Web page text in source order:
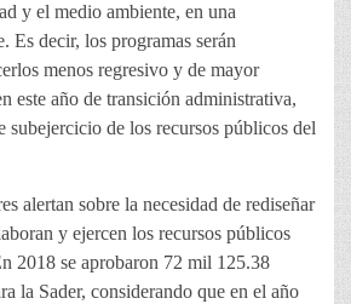
y el medio ambiente, en una
Es decir, los programas serán
menos regresivo y de mayor
este año de transición administrativa,
subejercicio de los recursos públicos del
alertan sobre la necesidad de rediseñar
y ejercen los recursos públicos
2018 se aprobaron 72 mil 125.38
la Sader, considerando que en el año